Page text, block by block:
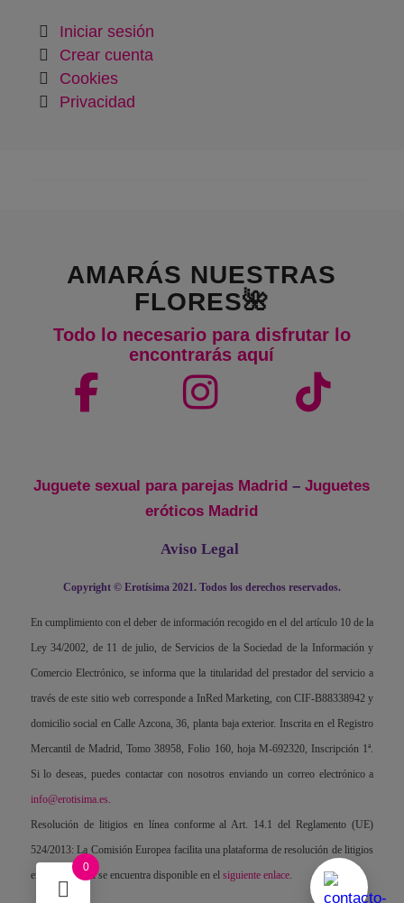
Iniciar sesión
Crear cuenta
Cookies
Privacidad
AMARÁS NUESTRAS
FLORES🌺
Todo lo necesario para disfrutar lo
encontrarás aquí
Juguete sexual para parejas Madrid –Juguetes
eróticos Madrid
Aviso Legal
Copyright © Erotísima 2021. Todos los derechos reservados.
En cumplimiento con el deber de información recogido en el del artículo 10 de la
Ley 34/2002, de 11 de julio, de Servicios de la Sociedad de la Información y
Comercio Electrónico, se informa que la titularidad del prestador del servicio a
través de este sitio web corresponde a InRed Marketing, con CIF-B88338942 y
domicilio social en Calle Azcona, 36, planta baja exterior. Inscrita en el Registro
Mercantil de Madrid, Tomo 38958, Folio 160, hoja M-692320, Inscripción 1ª.
Si lo deseas, puedes contactar con nosotros enviando un correo electrónico a
info@erotisima.es
Resolución de litigios en línea conforme al Art. 14.1 del Reglamento (UE)
524/2013: La Comisión Europea facilita una plataforma de resolución de litigios
en línea, la cual se encuentra disponible en el siguiente enlace.
0